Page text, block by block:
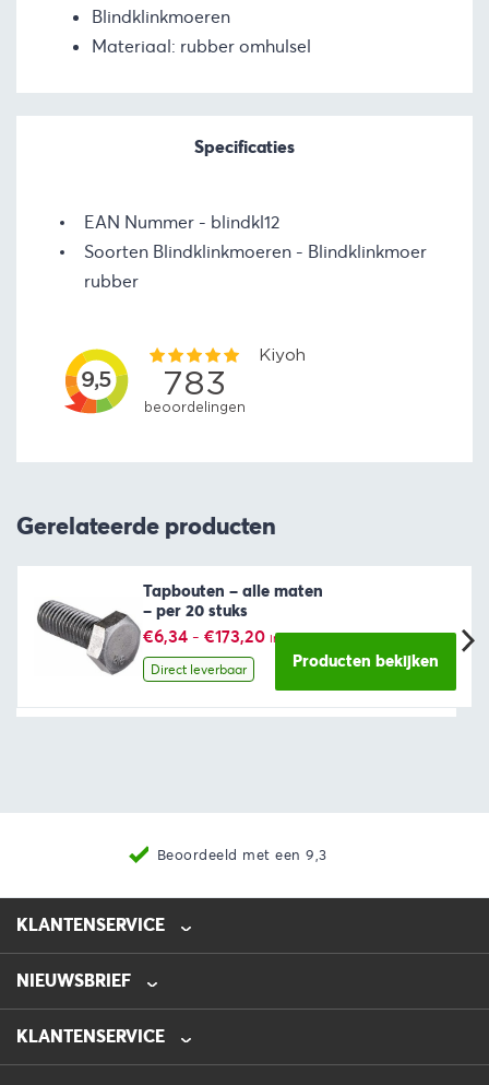
Blindklinkmoeren
Materiaal: rubber omhulsel
Specificaties
EAN Nummer
blindkl12
Soorten Blindklinkmoeren
Blindklinkmoer
rubber
Gerelateerde producten
Tapbouten – alle maten
– per 20 stuks
€6,34 - €173,20Prijsklasse:
€6,34
€173,20
incl. BTW
Direct leverbaar Producten bekijken
Beoordeeld met een 9,3
KLANTENSERVICE
0475-218632
info@automotive-line.nl
NIEUWSBRIEF
KLANTENSERVICE
Bestellen